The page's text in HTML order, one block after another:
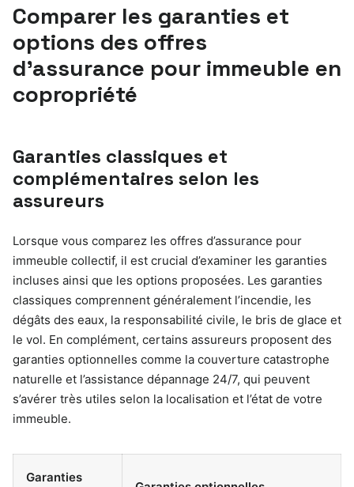
Comparer les garanties et
options des offres
d’assurance pour immeuble en
copropriété
Garanties classiques et
complémentaires selon les
assureurs
Lorsque vous comparez les offres d’assurance pour
immeuble collectif, il est crucial d’examiner les garanties
incluses ainsi que les options proposées. Les garanties
classiques comprennent généralement l’incendie, les
dégâts des eaux, la responsabilité civile, le bris de glace et
le vol. En complément, certains assureurs proposent des
garanties optionnelles comme la couverture catastrophe
naturelle et l’assistance dépannage 24/7, qui peuvent
s’avérer très utiles selon la localisation et l’état de votre
immeuble.
Garanties